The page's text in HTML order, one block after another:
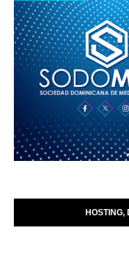
HOSTING,